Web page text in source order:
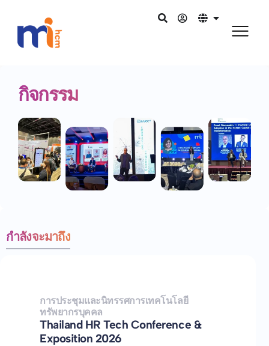
กิจกรรม
กำลังจะมาถึง
การประชุมและนิทรรศการเทคโนโลยี
ทรัพยากรบุคคล
Thailand HR Tech Conference &
Exposition 2026